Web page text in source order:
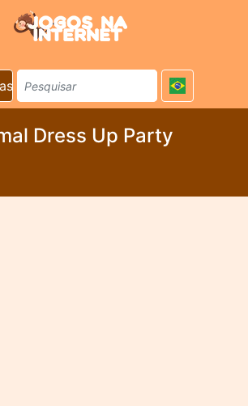
Dress Up Party